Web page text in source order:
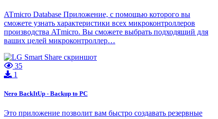
ATmicro Database Приложение, с помощью которого вы
сможете узнать характеристики всех микроконтроллеров
производства ATmicro. Вы сможете выбрать подходящий для
ваших целей микроконтроллер…
35
1
Nero BackItUp - Backup to PC
Это приложение позволит вам быстро создавать резервные